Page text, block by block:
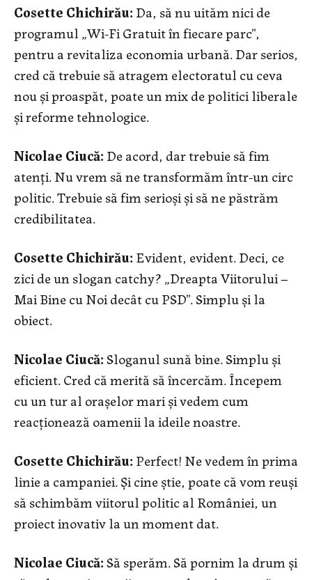
Cosette Chichirău:Da, să nu uităm nici de
programul „Wi-Fi Gratuit în fiecare parc”,
pentru a revitaliza economia urbană. Dar serios,
cred că trebuie să atragem electoratul cu ceva
nou și proaspăt, poate un mix de politici liberale
și reforme tehnologice.
Nicolae Ciucă:De acord, dar trebuie să fim
atenți. Nu vrem să ne transformăm într-un circ
politic. Trebuie să fim serioși și să ne păstrăm
credibilitatea.
Cosette Chichirău:Evident, evident. Deci, ce
zici de un slogan catchy? „Dreapta Viitorului –
Mai Bine cu Noi decât cu PSD”. Simplu și la
obiect.
Nicolae Ciucă:Sloganul sună bine. Simplu și
eficient. Cred că merită să încercăm. Începem
cu un tur al orașelor mari și vedem cum
reacționează oamenii la ideile noastre.
Cosette Chichirău:Perfect! Ne vedem în prima
linie a campaniei. Și cine știe, poate că vom reuși
să schimbăm viitorul politic al României, un
proiect inovativ la un moment dat.
Nicolae Ciucă:Să sperăm. Să pornim la drum și